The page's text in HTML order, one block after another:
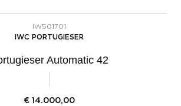
IW501701
IWC PORTUGIESER
Automatic 42
€ 14.000,00